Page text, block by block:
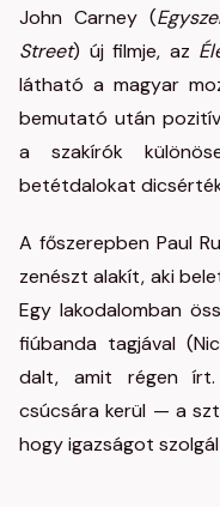
John Carney (
Street) új filmje, az
látható a magyar
bemutató után
a szakírók
betétdalokat
A főszerepben Paul
zenészt alakít, aki
Egy lakodalomban
fiúbanda tagjával
dalt, amit régen
csúcsára kerül — a
hogy igazságot